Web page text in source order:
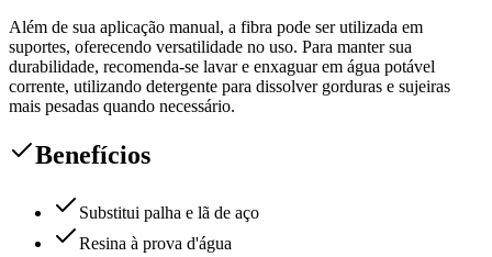
Além de sua aplicação manual, a fibra pode ser utilizada em
suportes, oferecendo versatilidade no uso. Para manter sua
durabilidade, recomenda-se lavar e enxaguar em água potável
corrente, utilizando detergente para dissolver gorduras e sujeiras
mais pesadas quando necessário.
Benefícios
Substitui palha e lã de aço
Resina à prova d'água